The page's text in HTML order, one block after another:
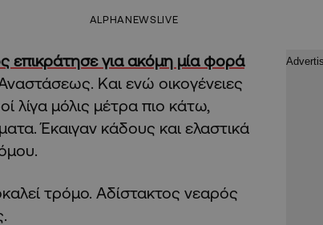
ALPHANEWSLIVE
επικράτησε για ακόμη μία φορά
Και ενώ οικογένειες
λίγα μόλις μέτρα πιο κάτω,
Έκαιγαν κάδους και ελαστικά
τρόμο. Αδίστακτος νεαρός